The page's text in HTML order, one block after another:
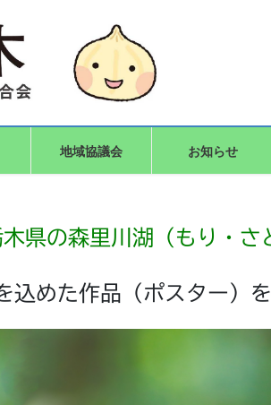
地域協議会 お知らせ
県の森里川湖（もり・
込めた作品（ポスター）